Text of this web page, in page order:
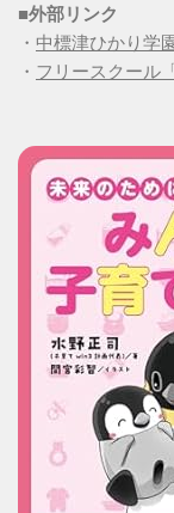
■外部リンク
・ 中標津ひかり学
・ フリースクール